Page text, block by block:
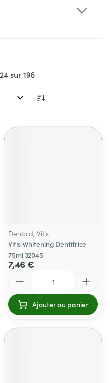
24sur196
Dentaid, Vitis
Vitis Whitening Dentifrice
75ml 32045
7,46 €
Ajouter au panier